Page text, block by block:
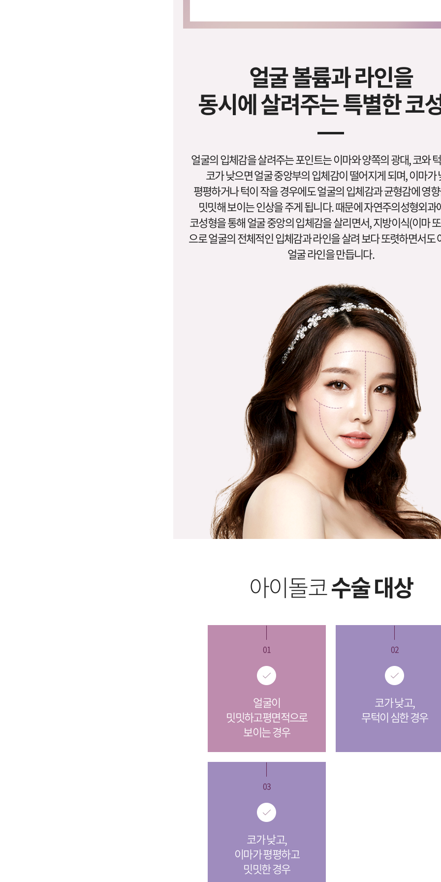
얼굴 볼륨과 라인을
동시에 살려주는 특별한 코
얼굴의 입체감을 살려주는 포인트는 이마와 양쪽의 광대, 코와
코가 낮으면 얼굴 중앙부의 입체감이 떨어지게 되며, 이마가
평평하거나 턱이 작을 경우에도 얼굴의 입체감과 균형감에 영
밋밋해 보이는 인상을 주게 됩니다. 때문에 자연주의성형외과
코성형을 통해 얼굴 중앙의 입체감을 살리면서, 지방이식(이마
으로 얼굴의 전체적인 입체감과 라인을 살려 보다 또렷하면서도
얼굴 라인을 만듭니다.
아이돌코수술 대상
01
얼굴이
밋밋하고평면적으로
보이는 경우
02
코가 낮고,
무턱이 심한 경우
03
코가 낮고,
이마가 평평하고
밋밋한 경우